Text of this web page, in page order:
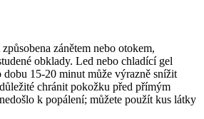
zánětem nebo otokem,
obklady. Led nebo chladící gel
15-20 minut může výrazně snížit
chránit pokožku před přímým
k popálení; můžete použít kus látky